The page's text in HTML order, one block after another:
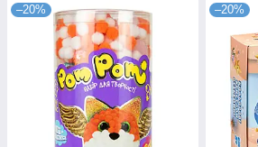
–20% –20%